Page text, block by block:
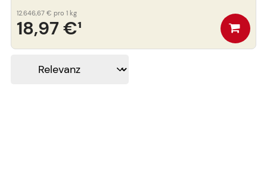
18,97 €¹
12.646,67 € pro 1 kg